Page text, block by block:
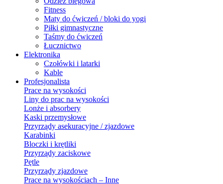
Fitness
Maty do ćwiczeń / bloki do yogi
Piłki gimnastyczne
Taśmy do ćwiczeń
Łucznictwo
Elektronika
Czołówki i latarki
Kable
Profesjonalista
Prace na wysokości
Liny do prac na wysokości
Lonże i absorbery
Kaski przemysłowe
Przyrządy asekuracyjne / zjazdowe
Karabinki
Bloczki i krętliki
Przyrządy zaciskowe
Pętle
Przyrządy zjazdowe
Prace na wysokościach – Inne